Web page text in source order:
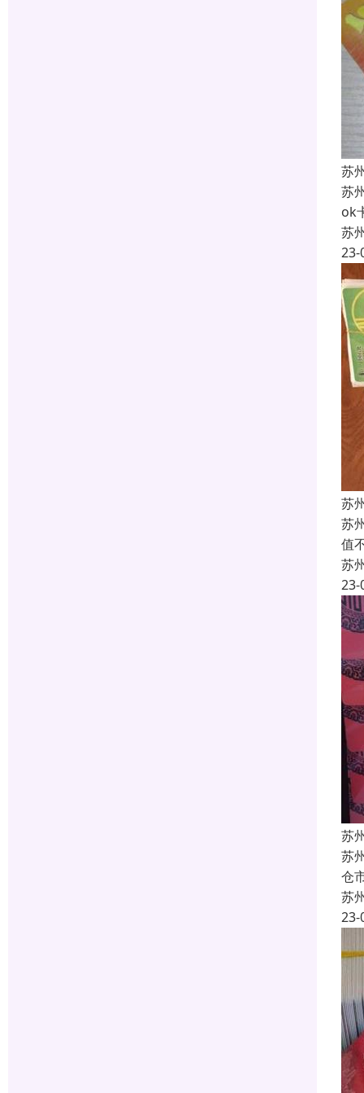
苏
苏
ok
苏
23-
苏
苏
值
苏
23-
苏
苏
仓
苏
23-